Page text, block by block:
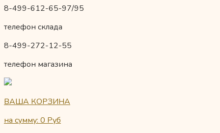
8-499-612-65-97/95
телефон склада
8-499-272-12-55
телефон магазина
ВАША КОРЗИНА
на сумму: 0 Руб